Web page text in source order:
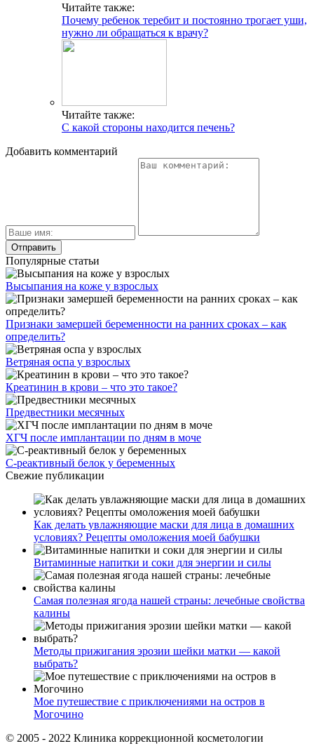
Читайте также:
Почему ребенок теребит и постоянно трогает уши,
нужно ли обращаться к врачу?
Читайте также:
С какой стороны находится печень?
Добавить комментарий
Популярные статьи
Высыпания на коже у взрослых
Признаки замершей беременности на ранних сроках – как
определить?
Ветряная оспа у взрослых
Креатинин в крови – что это такое?
Предвестники месячных
ХГЧ после имплантации по дням в моче
С-реактивный белок у беременных
Свежие публикации
Как делать увлажняющие маски для лица в домашних
условиях? Рецепты омоложения моей бабушки
Витаминные напитки и соки для энергии и силы
Самая полезная ягода нашей страны: лечебные свойства
калины
Методы прижигания эрозии шейки матки — какой
выбрать?
Мое путешествие с приключениями на остров в
Могочино
© 2005 - 2022 Клиника коррекционной косметологии